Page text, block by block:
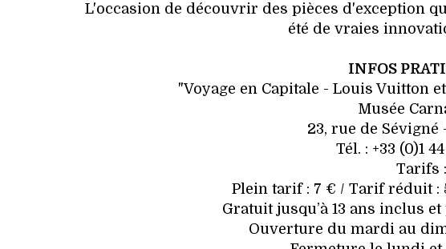
L'occasion de découvrir des pièces d'exception
été de vraies
INFOS
"Voyage en Capitale - Louis Vuitton
Musée
23, rue de Sévigné
Tél. : +33 (0)1
Tarifs :
Plein tarif : 7 € / Tarif réduit :
Gratuit jusqu’à 13 ans inclus
Ouverture du mardi au